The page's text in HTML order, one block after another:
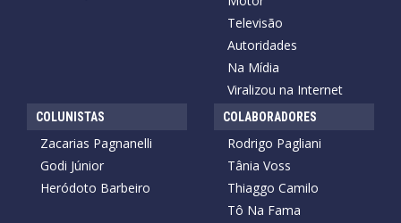
Televisão
Autoridades
Na Mídia
Viralizou na Internet
COLUNISTAS
Zacarias Pagnanelli
Godi Júnior
Heródoto Barbeiro
COLABORADORES
Rodrigo Pagliani
Tânia Voss
Thiaggo Camilo
Tô Na Fama